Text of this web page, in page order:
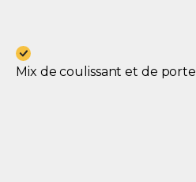
Mix de coulissant et de porte